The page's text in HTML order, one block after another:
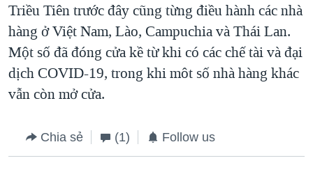
Triều Tiên trước đây cũng từng điều hành các nhà
hàng ở Việt Nam, Lào, Campuchia và Thái Lan.
Một số đã đóng cửa kề từ khi có các chế tài và đại
dịch COVID-19, trong khi môt số nhà hàng khác
vẫn còn mở cửa.
Chia sẻ (1) Follow us